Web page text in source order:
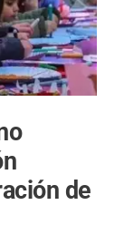
de